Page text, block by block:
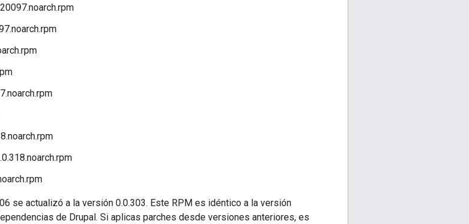
se actualizó a la versión 0.0.303. Este RPM es idéntico a la versión
de Drupal. Si aplicas parches desde versiones anteriores, es